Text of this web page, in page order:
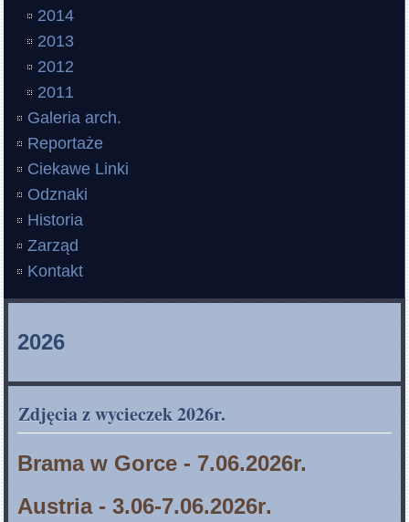
2014
2013
2012
2011
Galeria arch.
Reportaże
Ciekawe Linki
Odznaki
Historia
Zarząd
Kontakt
2026
Zdjęcia z wycieczek 2026r.
Brama w Gorce - 7.06.2026r.
Austria - 3.06-7.06.2026r.